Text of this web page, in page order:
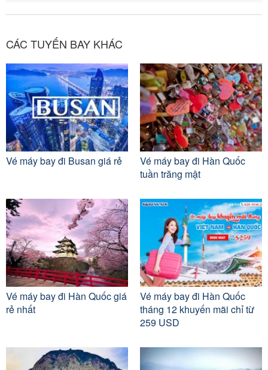
CÁC TUYẾN BAY KHÁC
Vé máy bay đi Busan giá rẻ
Vé máy bay đi Hàn Quốc
tuần trăng mật
Vé máy bay đi Hàn Quốc giá
rẻ nhất
Vé máy bay đi Hàn Quốc
tháng 12 khuyến mãi chỉ từ
259 USD